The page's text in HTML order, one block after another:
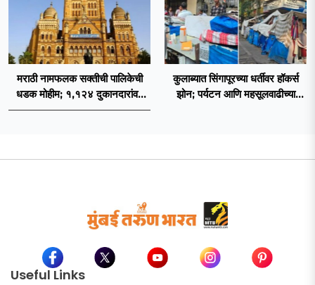
मराठी नामफलक सक्तीची पालिकेची
धडक मोहीम; १,१२४ दुकानदारांवर
कारवाई
कुलाब्यात सिंगापूरच्या धर्तीवर हॉकर्स
झोन; पर्यटन आणि महसूलवाढीच्या
Useful Links